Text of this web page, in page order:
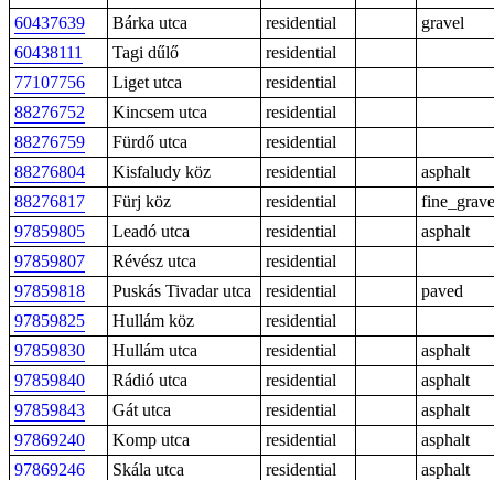
60437639 Bárka utca residential
gravel
60438111
Tagi dűlő
residential
77107756
Liget utca
residential
88276752
Kincsem utca
residential
88276759
Fürdő utca
residential
88276804
Kisfaludy köz residential
asphalt
88276817
Fürj köz residential
97859805
Leadó utca residential
asphalt
97859807
Révész utca
residential
97859818
Puskás Tivadar utca residential
paved
97859825
Hullám köz
residential
97859830
Hullám utca residential
asphalt
97859840
Rádió utca residential
asphalt
97859843
Gát utca residential
asphalt
97869240
Komp utca residential
asphalt
97869246
Skála utca residential
asphalt